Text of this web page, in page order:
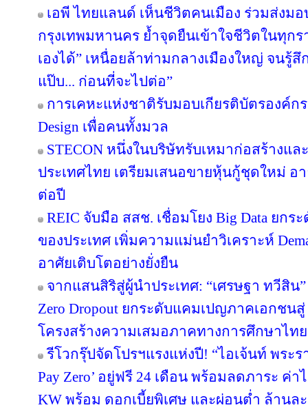
เอพี ไทยแลนด์ เห็นชีวิตคนเมือง ร่วมส่งมอ
กรุงเทพมหานคร ย้ำจุดยืนเข้าใจชีวิตในทุกร
เองได้” เหนื่อยล้าท่ามกลางเมืองใหญ่ จนรู้
แป๊บ... ก่อนที่จะไปต่อ”
การเคหะแห่งชาติรับมอบเกียรติบัตรองค์ก
Design เพื่อคนทั้งมวล
STECON หนึ่งในบริษัทรับเหมาก่อสร้างแ
ประเทศไทย เตรียมเสนอขายหุ้นกู้ชุดใหม่ อ
ต่อปี
REIC จับมือ สสช. เชื่อมโยง Big Data ยก
ของประเทศ เพิ่มความแม่นยำวิเคราะห์
อาศัยเติบโตอย่างยั่งยืน
จากแสนสิริสู่ผู้นำประเทศ: “เศรษฐา ทวีสิน
Zero Dropout ยกระดับแคมเปญภาคเอกชน
โครงสร้างความเสมอภาคทางการศึกษาไทย
รีโวกรุ๊ปจัดโปรฯแรงแห่งปี! “ไอเจ้นท์ พระร
Pay Zero’ อยู่ฟรี 24 เดือน พร้อมลดภาระ ค่
KW พร้อม ดอกเบี้ยพิเศษ และผ่อนต่ำ ล้านล